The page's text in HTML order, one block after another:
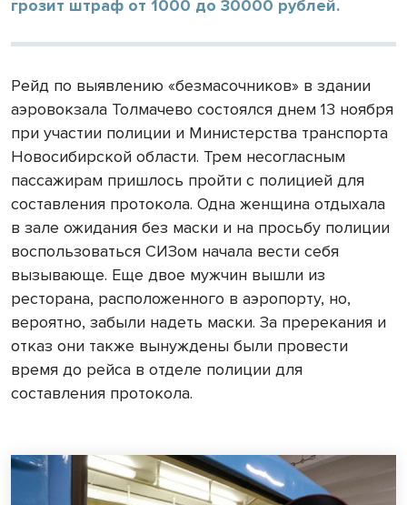
грозит штраф от 1000 до 30000 рублей.
Рейд по выявлению «безмасочников» в здании
аэровокзала Толмачево состоялся днем 13 ноября
при участии полиции и Министерства транспорта
Новосибирской области. Трем несогласным
пассажирам пришлось пройти с полицией для
составления протокола. Одна женщина отдыхала
в зале ожидания без маски и на просьбу полиции
воспользоваться СИЗом начала вести себя
вызывающе. Еще двое мужчин вышли из
ресторана, расположенного в аэропорту, но,
вероятно, забыли надеть маски. За пререкания и
отказ они также вынуждены были провести
время до рейса в отделе полиции для
составления протокола.